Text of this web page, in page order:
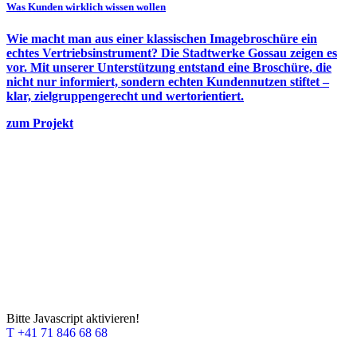
Was Kunden wirklich wissen wollen
Wie macht man aus einer klassischen Imagebroschüre ein
echtes Vertriebsinstrument? Die Stadtwerke Gossau zeigen es
vor. Mit unserer Unterstützung entstand eine Broschüre, die
nicht nur informiert, sondern echten Kundennutzen stiftet –
klar, zielgruppengerecht und wertorientiert.
zum Projekt
Bitte Javascript aktivieren!
T +41 71 846 68 68